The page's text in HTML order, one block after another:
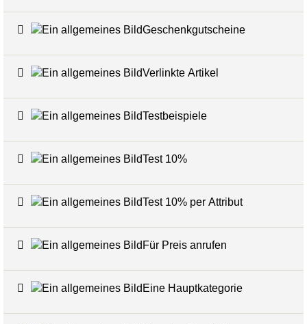
Geschenkgutscheine
Verlinkte Artikel
Testbeispiele
Test 10%
Test 10% per Attribut
Für Preis anrufen
Eine Hauptkategorie